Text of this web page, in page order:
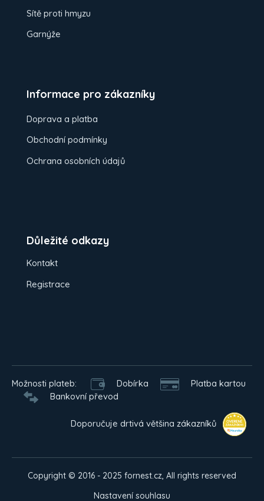
Sítě proti hmyzu
Garnýže
Informace pro zákazníky
Doprava a platba
Obchodní podmínky
Ochrana osobních údajů
Důležité odkazy
Kontakt
Registrace
Možnosti plateb: Dobírka
Platba kartou
Bankovní převod
Doporučuje drtivá většina zákazníků
Copyright © 2016 - 2025 fornest.cz, All rights reserved
Nastavení souhlasu